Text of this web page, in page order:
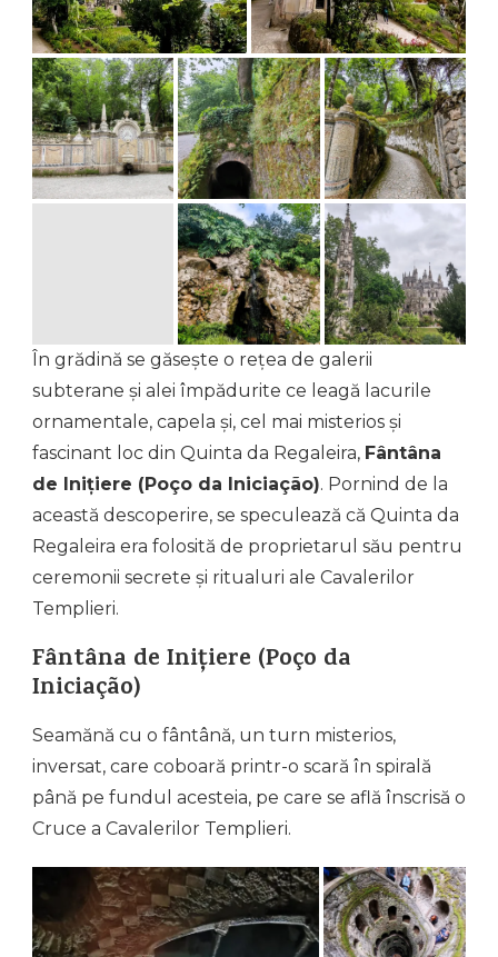
În grădină se găsește o rețea de galerii
subterane și alei împădurite ce leagă lacurile
ornamentale, capela și, cel mai misterios și
fascinant loc din Quinta da Regaleira, Fântâna
de Inițiere (Poço da Iniciação). Pornind de la
această descoperire, se speculează că Quinta da
Regaleira era folosită de proprietarul său pentru
ceremonii secrete și ritualuri ale Cavalerilor
Templieri.
Fântâna de Inițiere (Poço da
Iniciação)
Seamănă cu o fântână, un turn misterios,
inversat, care coboară printr-o scară în spirală
până pe fundul acesteia, pe care se află înscrisă o
Cruce a Cavalerilor Templieri.